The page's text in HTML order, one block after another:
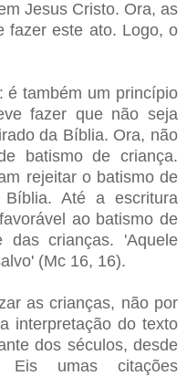
Jesus Cristo. Ora, as
fazer este ato. Logo, o
é também um princípio
fazer que não seja
da Bíblia. Ora, não
batismo de criança.
rejeitar o batismo de
Até a escritura
ao batismo de
das crianças. 'Aquele
(Mc 16, 16).
as crianças, não por
interpretação do texto
dos séculos, desde
umas citações